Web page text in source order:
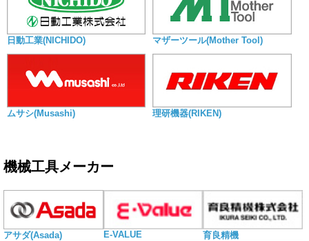
日動工業(NICHIDO) マザーツール(Mother Tool)
ムサシ(Musashi) 理研機器(RIKEN)
機械工具メーカー
アサダ(Asada) E-VALUE 育良精機